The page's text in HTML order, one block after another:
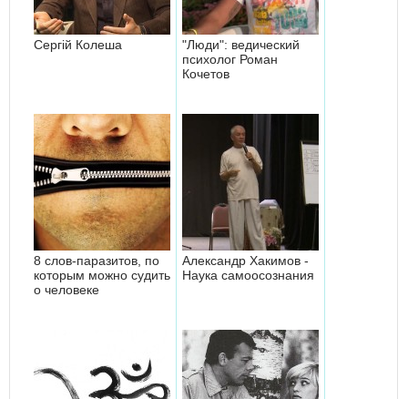
Сергій Колеша
"Люди": ведический
психолог Роман
Кочетов
8 слов-паразитов, по
которым можно судить
о человеке
Александр Хакимов -
Наука самоосознания